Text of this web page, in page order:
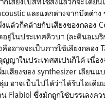
และแตกต่างจากบีตต่า
แล้วก็คล้ายกับเสียงของกลอง
อยู่ในประเทศคิวบา (ละตินอเม
คืออาจจะเป็นการใช้เสียงกลอง
ญญาในประเทศสเปนก็ได้ เนื่อ
มเสียงของ synthesizer เลียนแ
ย อาจเป็นไปได้ว่าได้รับไอเดีย
Flabiol ซึ่งมักถูกใช้บรรเลงค